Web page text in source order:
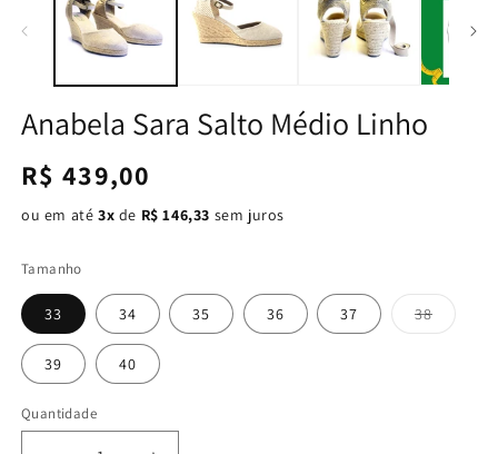
Anabela Sara Salto Médio Linho
Preço
normal
R$ 439,00
ou em até 3x de R$ 146,33 sem juros
Tamanho
33 34 35 36 37 38Variante
39 40
Quantidade
Quantidade